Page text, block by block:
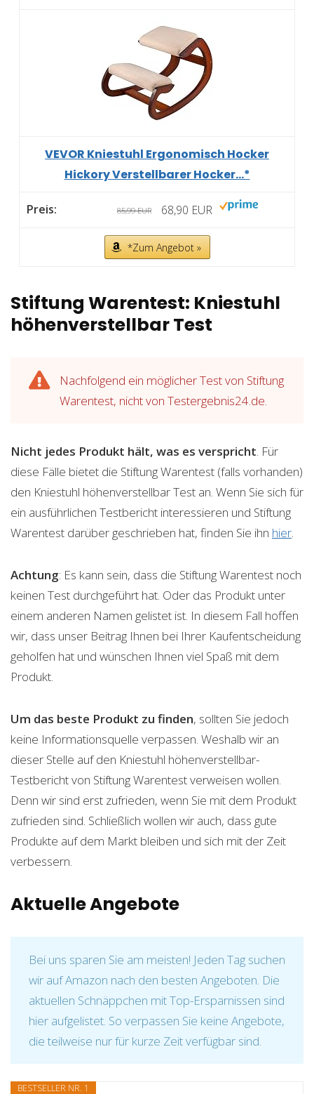
VEVOR Kniestuhl Ergonomisch Hocker
Hickory Verstellbarer Hocker...*
85,99 EUR 68,90 EUR
*Zum Angebot »
Stiftung Warentest: Kniestuhl
höhenverstellbar Test
Nachfolgend ein möglicher Test von Stiftung
Warentest, nicht von Testergebnis24.de.
Nicht jedes Produkt hält, was es verspricht. Für
diese Fälle bietet die Stiftung Warentest (falls vorhanden)
den Kniestuhl höhenverstellbar Test an. Wenn Sie sich für
ein ausführlichen Testbericht interessieren und Stiftung
Warentest darüber geschrieben hat, finden Sie ihn hier.
Achtung: Es kann sein, dass die Stiftung Warentest noch
keinen Test durchgeführt hat. Oder das Produkt unter
einem anderen Namen gelistet ist. In diesem Fall hoffen
wir, dass unser Beitrag Ihnen bei Ihrer Kaufentscheidung
geholfen hat und wünschen Ihnen viel Spaß mit dem
Produkt.
Um das beste Produkt zu finden, sollten Sie jedoch
keine Informationsquelle verpassen. Weshalb wir an
dieser Stelle auf den Kniestuhl höhenverstellbar-
Testbericht von Stiftung Warentest verweisen wollen.
Denn wir sind erst zufrieden, wenn Sie mit dem Produkt
zufrieden sind. Schließlich wollen wir auch, dass gute
Produkte auf dem Markt bleiben und sich mit der Zeit
verbessern.
Aktuelle Angebote
Bei uns sparen Sie am meisten! Jeden Tag suchen
wir auf Amazon nach den besten Angeboten. Die
aktuellen Schnäppchen mit Top-Ersparnissen sind
hier aufgelistet. So verpassen Sie keine Angebote,
die teilweise nur für kurze Zeit verfügbar sind.
BESTSELLER NR. 1